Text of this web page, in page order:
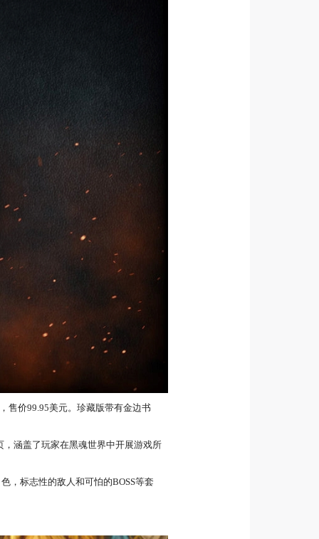
售价99.95美元。珍藏版带有金边书
涵盖了玩家在黑魂世界中开展游戏所
，标志性的敌人和可怕的BOSS等套